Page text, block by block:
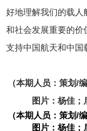
好地理解我们的载人
和社会发展重要的价
支持中国航天和中国
（本期人员：策划/
图片：杨佳；
（本期人员：策划/
图片：杨佳；